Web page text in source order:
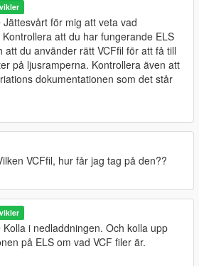
Jättesvårt för mig att veta vad
att du har fungerande ELS
att du använder rätt VCFfil för att få till
på ljusramperna. Kontrollera även att
dokumentationen som det står
VCFfil, hur får jag tag på den??
Kolla i nedladdningen. Och kolla upp
på ELS om vad VCF filer är.